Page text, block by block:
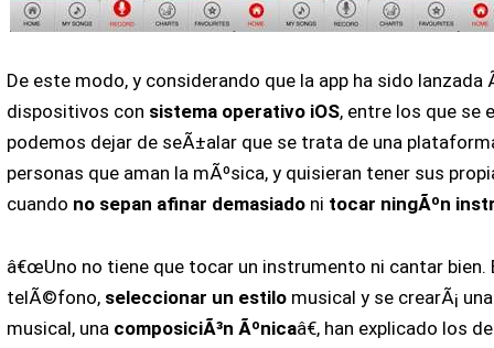
De este modo, y considerando que la app ha sido lanzada
dispositivos con sistema operativo iOS, entre los que se
podemos dejar de seÃ±alar que se trata de una
personas que aman la mÃºsica, y quisieran tener sus
cuando no sepan afinar demasiado ni tocar ningÃºn
â€œUno no tiene que tocar un instrumento ni cantar bien.
telÃ©fono, seleccionar un estilo musical y se crearÃ¡
musical, una composiciÃ³n Ãºnicaâ€, han explicado los